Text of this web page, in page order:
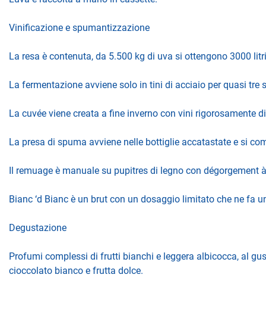
Vinificazione e spumantizzazione
La resa è contenuta, da 5.500 kg di uva si ottengono 3000
La fermentazione avviene solo in tini di acciaio per quasi
La cuvée viene creata a fine inverno con vini rigorosamente
La presa di spuma avviene nelle bottiglie accatastate e si
Il remuage è manuale su pupitres di legno con dégorgement
Bianc ‘d Bianc è un brut con un dosaggio limitato che ne fa
Degustazione
Profumi complessi di frutti bianchi e leggera albicocca, al
cioccolato bianco e frutta dolce.